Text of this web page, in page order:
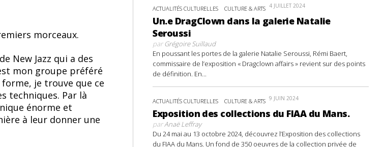
morceaux.
New Jazz qui a des
mon groupe préféré
forme, je trouve que ce
techniques. Par là
énorme et
à leur donner une
ACTUALITÉS CULTURELLES CULTURE & ARTS 4 JUILLET 2024
Un.e DragClown dans la galerie Natalie
Seroussi
parGrégoire Suillaud
En poussant les portes de la galerie Natalie Seroussi, Rémi Baert,
commissaire de l’exposition « Dragclown affairs » revient sur des points
de définition. En...
ACTUALITÉS CULTURELLES CULTURE & ARTS 9 JUIN 2024
Exposition des collections du FIAA du Mans.
parAnaë Leffray
Du 24 mai au 13 octobre 2024, découvrez l’Exposition des collections
du FIAA du Mans. Un fond de 350 oeuvres de la collection privée de